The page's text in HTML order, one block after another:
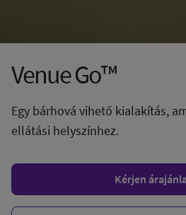
Venue Go™
Egy bárhová vihető kialakítás,
ellátási helyszínhez.
Kérjen